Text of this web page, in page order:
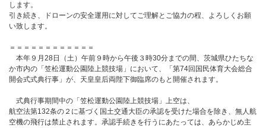
します。
引き続き、ドローンの安全運用に対してご理解とご協力の程、よろしくお願
い致します。
＝＝＝＝＝＝＝＝＝＝＝＝
本年９月28日（土）午前９時から午後３時30分までの間、茨城県ひたちな
か市内の「笠松運動公園陸上競技場」において、「第74回国民体育大会総合
開会式式典行事」が、天皇皇后両陛下御臨席のもと開催されます。
式典行事期間中の「笠松運動公園陸上競技場」上空は、
航空法第132条の２に基づく国土交通大臣の承認を受けた場合を除き、無人航
空機の飛行は禁止されます。承認手続きを行うにあたっては、あらかじめ主